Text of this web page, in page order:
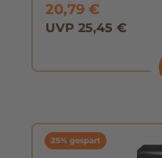
20,79 €
UVP 25,45 €
25% gespart